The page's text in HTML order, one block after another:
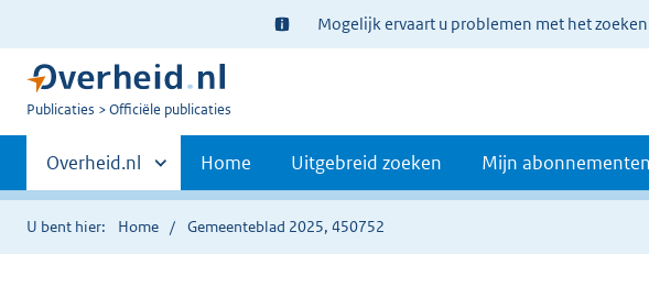
Ter
informatie:
Mogelijk ervaart u problemen met het
U
Publicaties Officiële publicaties
Primaire
navigatie
Andere
sites
binnen
Overheid.nl Home Uitgebreid zoeken Mijn abonnementen
U bent hier: Home Gemeenteblad 2025, 450752